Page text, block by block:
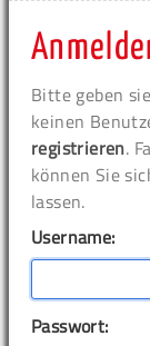
Bitte geben
keinen
registrieren.
können Sie
lassen.
Username:
Passwort: